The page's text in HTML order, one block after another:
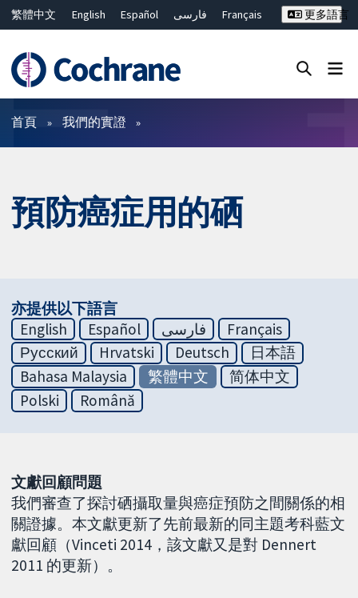
繁體中文 English Español فارسی
Français
ไทย
简体中文
更多語言
篩選條件
首頁 我們的實證
預防癌症用的硒
亦提供以下語言
English
Español فارسی
Français
Русский
Hrvatski Deutsch
日本語
Bahasa Malaysia
繁體中文
简体中文
Polski
Română
文獻回顧問題
我們審查了探討硒攝取量與癌症預防之間關係的相
關證據。本文獻更新了先前最新的同主題考科藍文
獻回顧（Vinceti 2014，該文獻又是對 Dennert
2011 的更新）。